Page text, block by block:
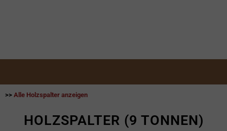
>> Alle Holzspalter anzeigen
HOLZSPALTER (9 TONNEN)